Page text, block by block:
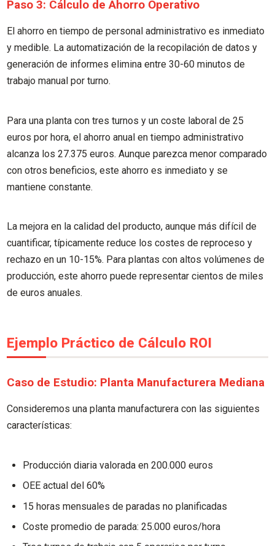
Paso 3: Cálculo de Ahorro Operativo
El ahorro en tiempo de personal administrativo es inmediato
y medible. La automatización de la recopilación de datos y
generación de informes elimina entre 30-60 minutos de
trabajo manual por turno.
Para una planta con tres turnos y un coste laboral de 25
euros por hora, el ahorro anual en tiempo administrativo
alcanza los 27.375 euros. Aunque parezca menor comparado
con otros beneficios, este ahorro es inmediato y se
mantiene constante.
La mejora en la calidad del producto, aunque más difícil de
cuantificar, típicamente reduce los costes de reproceso y
rechazo en un 10-15%. Para plantas con altos volúmenes de
producción, este ahorro puede representar cientos de miles
de euros anuales.
Ejemplo Práctico de Cálculo ROI
Caso de Estudio: Planta Manufacturera Mediana
Consideremos una planta manufacturera con las siguientes
características:
Producción diaria valorada en 200.000 euros
OEE actual del 60%
15 horas mensuales de paradas no planificadas
Coste promedio de parada: 25.000 euros/hora